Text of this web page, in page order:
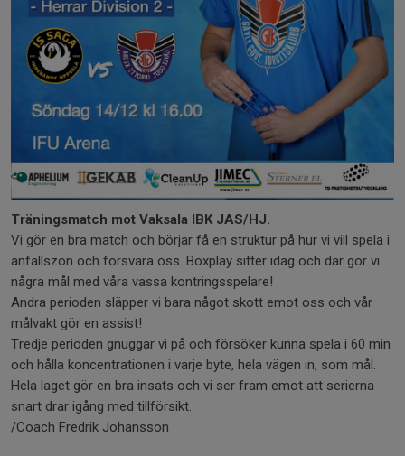
Träningsmatch mot Vaksala IBK JAS/HJ.
Vi gör en bra match och börjar få en struktur på hur vi vill spela i
anfallszon och försvara oss. Boxplay sitter idag och där gör vi
några mål med våra vassa kontringsspelare!
Andra perioden släpper vi bara något skott emot oss och vår
målvakt gör en assist!
Tredje perioden gnuggar vi på och försöker kunna spela i 60 min
och hålla koncentrationen i varje byte, hela vägen in, som mål.
Hela laget gör en bra insats och vi ser fram emot att serierna
snart drar igång med tillförsikt.
/Coach Fredrik Johansson